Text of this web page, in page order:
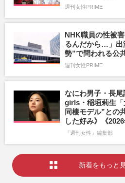
週刊女性PRIME
NHK職員の性被
るんだから…」出
勢”で問われる公
週刊女性PRIME
なにわ男子・長
girls・稲垣莉生
同棲モデル”との
した好み》《
『週刊女性』編集部
新着をもっと